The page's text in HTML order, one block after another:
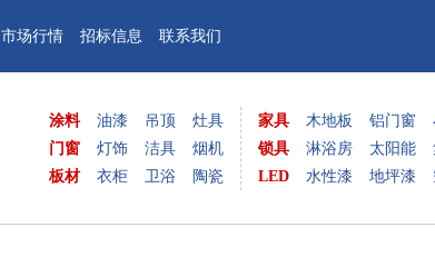
市场行情 招标信息 联系我们
涂料
门窗
板材
油漆
灯饰
衣柜
吊顶
洁具
卫浴
灶具
烟机
陶瓷
家具
锁具
LED
木地板
淋浴房
水性漆
铝门窗
太阳能
地坪漆